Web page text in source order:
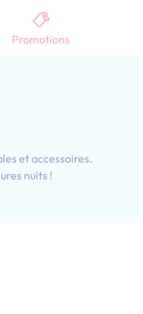
Promotions
et accessoires.
nuits !